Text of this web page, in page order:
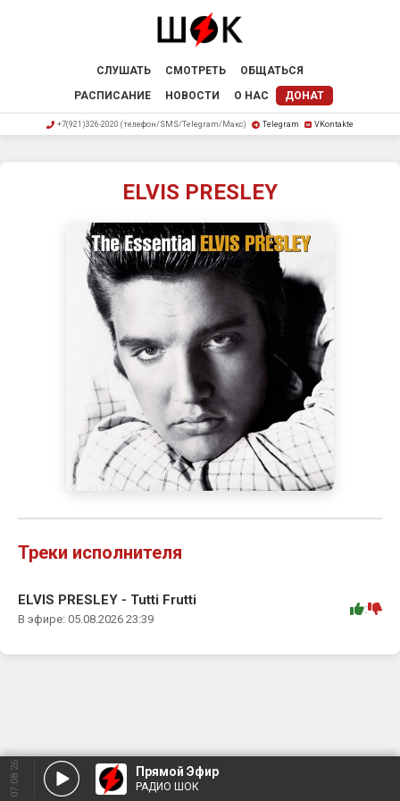
СЛУШАТЬ СМОТРЕТЬ
ОБЩАТЬСЯ
РАСПИСАНИЕ
НОВОСТИ О НАС ДОНАТ
+7(921)326-2020 (телефон/SMS/Telegram/Макс) Telegram VKontakte
ELVIS PRESLEY
Треки исполнителя
ELVIS PRESLEY - Tutti Frutti
В эфире: 05.08.2026 23:39
:
07.08.26 Прямой Эфир
РАДИО ШОК